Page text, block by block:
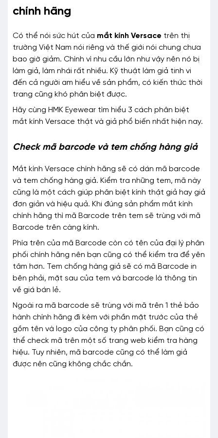
chính hãng
Có thể nói sức hút của mắt kính Versace trên thị
trường Việt Nam nói riêng và thế giới nói chung chưa
bao giờ giảm. Chính vì nhu cầu lớn như vậy nên nó bị
làm giả, làm nhái rất nhiều. Kỹ thuật làm giả tinh vi
đến cả người am hiểu về sản phẩm, có kiến thức thời
trang cũng khó phân biệt được.
Hãy cùng HMK Eyewear tìm hiểu 3 cách phân biệt
mắt kính Versace thật và giả phổ biến nhất hiện nay.
Check mã barcode và tem chống hàng giả
Mắt kính Versace chính hãng sẽ có dán mã barcode
và tem chống hàng giả. Kiểm tra những tem, mã này
cũng là một cách giúp phân biệt kính thật giả hay giả
đơn giản và hiệu quả. Khi đúng sản phẩm mắt kính
chính hãng thì mã Barcode trên tem sẽ trùng với mã
Barcode trên càng kính.
Phía trên của mã Barcode còn có tên của đại lý phân
phối chính hãng nên bạn cũng có thể kiểm tra để yên
tâm hơn. Tem chống hàng giả sẽ có mã Barcode in
bên phải, mặt sau của tem và barcode là thông tin
về giá bán lẻ.
Ngoài ra mã barcode sẽ trùng với mã trên 1 thẻ bảo
hành chính hãng đi kèm với phần mặt trước của thẻ
gồm tên và logo của công ty phân phối. Bạn cũng có
thể check mã trên một số trang web kiểm tra hàng
hiệu. Tuy nhiên, mã barcode cũng có thể làm giả
được nên cũng không chắc chắn.